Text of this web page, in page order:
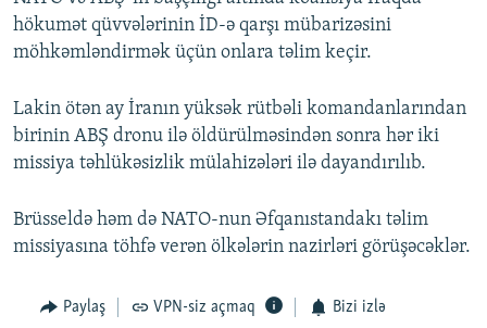
hökumət qüvvələrinin İD-ə qarşı mübarizəsini
möhkəmləndirmək üçün onlara təlim keçir.
Lakin ötən ay İranın yüksək rütbəli komandanlarından
birinin ABŞ dronu ilə öldürülməsindən sonra hər iki
missiya təhlükəsizlik mülahizələri ilə dayandırılıb.
Brüsseldə həm də NATO-nun Əfqanıstandakı təlim
missiyasına töhfə verən ölkələrin nazirləri görüşəcəklər.
Paylaş VPN-siz açmaq Bizi izlə